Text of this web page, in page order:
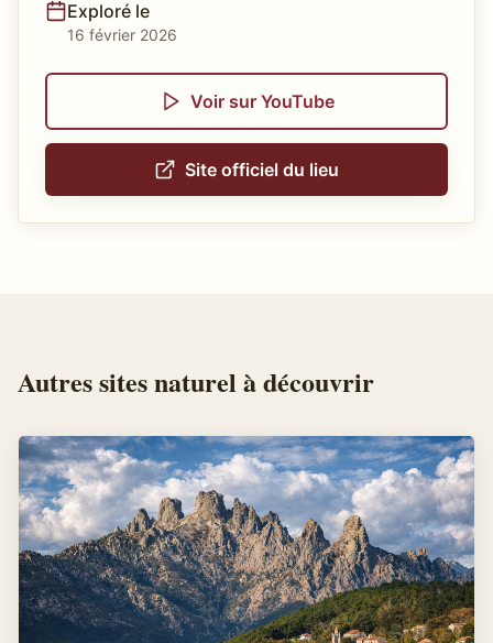
Exploré le
16 février 2026
Voir sur YouTube
Site officiel du lieu
Autressites naturel à découvrir